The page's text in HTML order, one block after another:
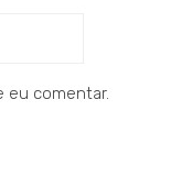
eu comentar.